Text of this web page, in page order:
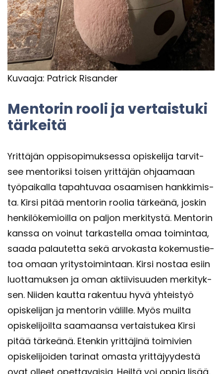
Ku­vaa­ja: Pat­rick Ri­san­der
Men­to­rin rooli ja ver­tais­tu­ki
tär­kei­tä
Yrit­tä­jän op­pi­so­pi­muk­ses­sa opis­ke­li­ja tar­vit­
see men­to­rik­si toi­sen yrit­tä­jän oh­jaa­maan
työ­pai­kal­la ta­pah­tu­vaa osaa­mi­sen hank­ki­mis­
ta. Kirsi pitää men­to­rin roo­lia tär­keä­nä, jos­kin
hen­ki­lö­ke­mioil­la on pal­jon mer­ki­tys­tä. Men­to­rin
kans­sa on voi­nut tar­kas­tel­la omaa toi­min­taa,
saada pa­lau­tet­ta sekä ar­vo­kas­ta ko­ke­mus­tie­
toa omaan yri­tys­toi­min­taan. Kirsi nos­taa esiin
luot­ta­muk­sen ja oman ak­tii­vi­suu­den mer­ki­tyk­
sen. Nii­den kaut­ta ra­ken­tuu hyvä yh­teis­työ
opis­ke­li­jan ja men­to­rin vä­lil­le. Myös muil­ta
opis­ke­li­joil­ta saa­maan­sa ver­tais­tu­kea Kirsi
pitää tär­keä­nä. Eten­kin yrit­tä­ji­nä toi­mi­vien
opis­ke­li­joi­den ta­ri­nat omas­ta yrit­tä­jyy­des­tä